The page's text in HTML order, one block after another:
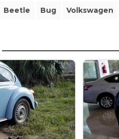
Beetle Bug Volkswagen